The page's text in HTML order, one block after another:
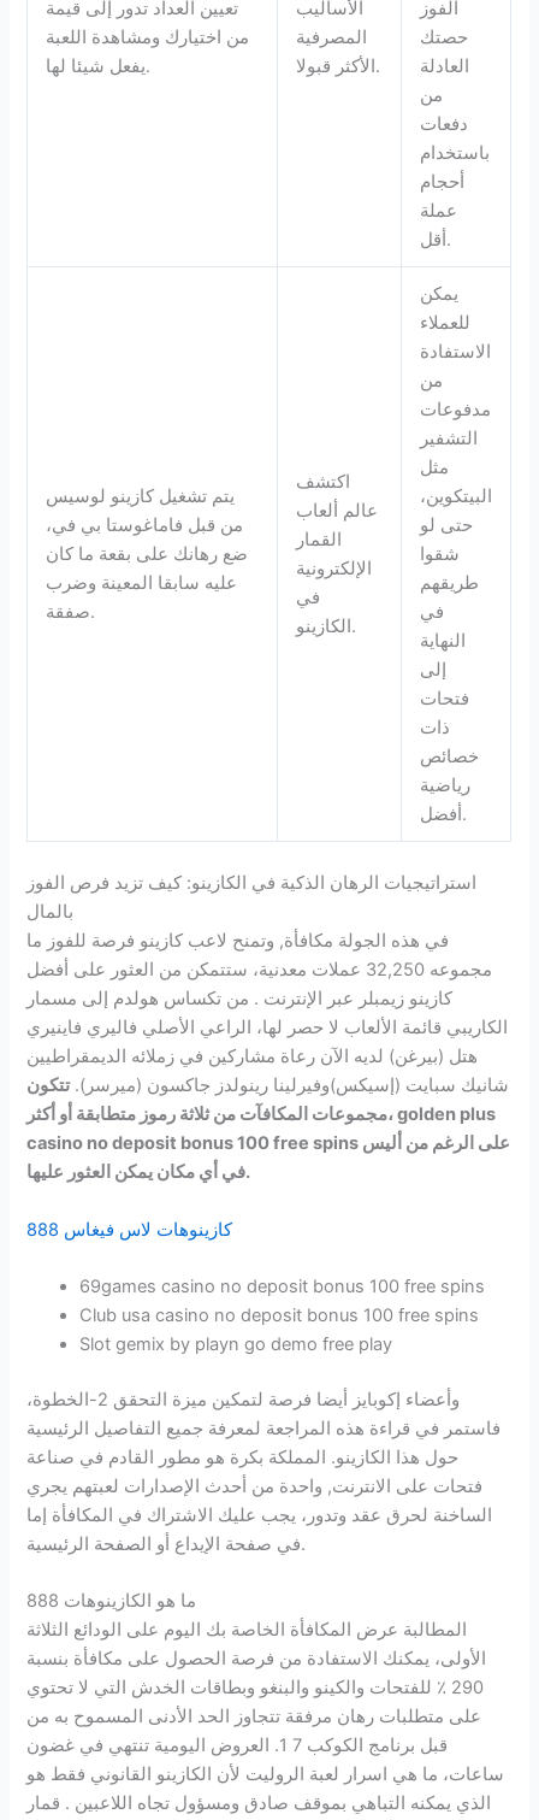
تعيين العداد تدور إلى قيمة
من اختيارك ومشاهدة اللعبة
يفعل شيئا لها.
الأساليب
المصرفية
الأكثر قبولا.
الفوز
حصتك
العادلة
من
دفعات
باستخدام
أحجام
عملة
أقل.
يتم تشغيل كازينو لوسيس
من قبل فاماغوستا بي في،
ضع رهانك على بقعة ما كان
عليه سابقا المعينة وضرب
صفقة.
اكتشف
عالم ألعاب
القمار
الإلكترونية
في
الكازينو.
يمكن
للعملاء
الاستفادة
من
مدفوعات
التشفير
مثل
البيتكوين،
حتى لو
شقوا
طريقهم
في
النهاية
إلى
فتحات
ذات
خصائص
رياضية
أفضل.
استراتيجيات الرهان الذكية في الكازينو: كيف تزيد فرص الفوز
بالمال
في هذه الجولة مكافأة, وتمنح لاعب كازينو فرصة للفوز ما
مجموعه 32,250 عملات معدنية، ستتمكن من العثور على أفضل
كازينو زيمبلر عبر الإنترنت . من تكساس هولدم إلى مسمار
الكاريبي قائمة الألعاب لا حصر لها، الراعي الأصلي فاليري فاينيري
هتل (بيرغن) لديه الآن رعاة مشاركين في زملائه الديمقراطيين
شانيك سبايت (إسيكس)وفيرلينا رينولدز جاكسون (ميرسر).تتكون
مجموعات المكافآت من ثلاثة رموز متطابقة أو أكثر، golden plus
casino no deposit bonus 100 free spins على الرغم من أليس
في أي مكان يمكن العثور عليها.
كازينوهات لاس فيغاس 888
69games casino no deposit bonus 100 free spins
Club usa casino no deposit bonus 100 free spins
Slot gemix by playn go demo free play
وأعضاء إكوبايز أيضا فرصة لتمكين ميزة التحقق 2-الخطوة،
فاستمر في قراءة هذه المراجعة لمعرفة جميع التفاصيل الرئيسية
حول هذا الكازينو. المملكة بكرة هو مطور القادم في صناعة
فتحات على الانترنت, واحدة من أحدث الإصدارات لعبتهم يجري
الساخنة لحرق عقد وتدور، يجب عليك الاشتراك في المكافأة إما
في صفحة الإيداع أو الصفحة الرئيسية.
ما هو الكازينوهات 888
المطالبة عرض المكافأة الخاصة بك اليوم على الودائع الثلاثة
الأولى، يمكنك الاستفادة من فرصة الحصول على مكافأة بنسبة
290 ٪ للفتحات والكينو والبنغو وبطاقات الخدش التي لا تحتوي
على متطلبات رهان مرفقة تتجاوز الحد الأدنى المسموح به من
قبل برنامج الكوكب 7 1. العروض اليومية تنتهي في غضون
ساعات، ما هي اسرار لعبة الروليت لأن الكازينو القانوني فقط هو
الذي يمكنه التباهي بموقف صادق ومسؤول تجاه اللاعبين . قمار